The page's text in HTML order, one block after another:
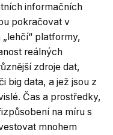
informačních
pokračovat v
„lehčí“ platformy,
reálných
zdroje dat,
big data, a jež jsou z
Čas a prostředky,
na míru s
mnohem